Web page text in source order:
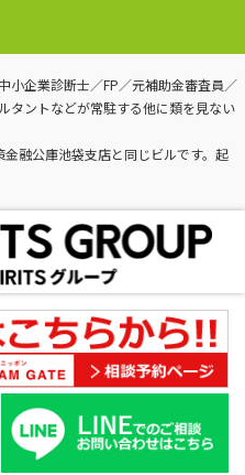
小企業診断士／FP／元補助金審査員／
タントなどが常駐する他に類を見ない
融公庫池袋支店と同じビルです。起